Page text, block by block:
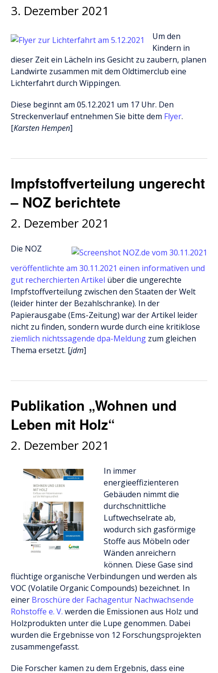
3. Dezember 2021
Um den
Kindern in
dieser Zeit ein Lächeln ins Gesicht zu zaubern, planen
Landwirte zusammen mit dem Oldtimerclub eine
Lichterfahrt durch Wippingen.
Diese beginnt am 05.12.2021 um 17 Uhr. Den
Streckenverlauf entnehmen Sie bitte dem Flyer.
[Karsten Hempen]
Impfstoffverteilung ungerecht
– NOZ berichtete
2. Dezember 2021
Die NOZ
veröffentlichte am 30.11.2021 einen informativen und
gut recherchierten Artikel über die ungerechte
Impfstoffverteilung zwischen den Staaten der Welt
(leider hinter der Bezahlschranke). In der
Papierausgabe (Ems-Zeitung) war der Artikel leider
nicht zu finden, sondern wurde durch eine kritiklose
ziemlich nichtssagende dpa-Meldung zum gleichen
Thema ersetzt. [jdm]
Publikation „Wohnen und
Leben mit Holz“
2. Dezember 2021
In immer
energieeffizienteren
Gebäuden nimmt die
durchschnittliche
Luftwechselrate ab,
wodurch sich gasförmige
Stoffe aus Möbeln oder
Wänden anreichern
können. Diese Gase sind
flüchtige organische Verbindungen und werden als
VOC (Volatile Organic Compounds) bezeichnet. In
einer Broschüre der Fachagentur Nachwachsende
Rohstoffe e. V.werden die Emissionen aus Holz und
Holzprodukten unter die Lupe genommen. Dabei
wurden die Ergebnisse von 12 Forschungsprojekten
zusammengefasst.
Die Forscher kamen zu dem Ergebnis, dass eine